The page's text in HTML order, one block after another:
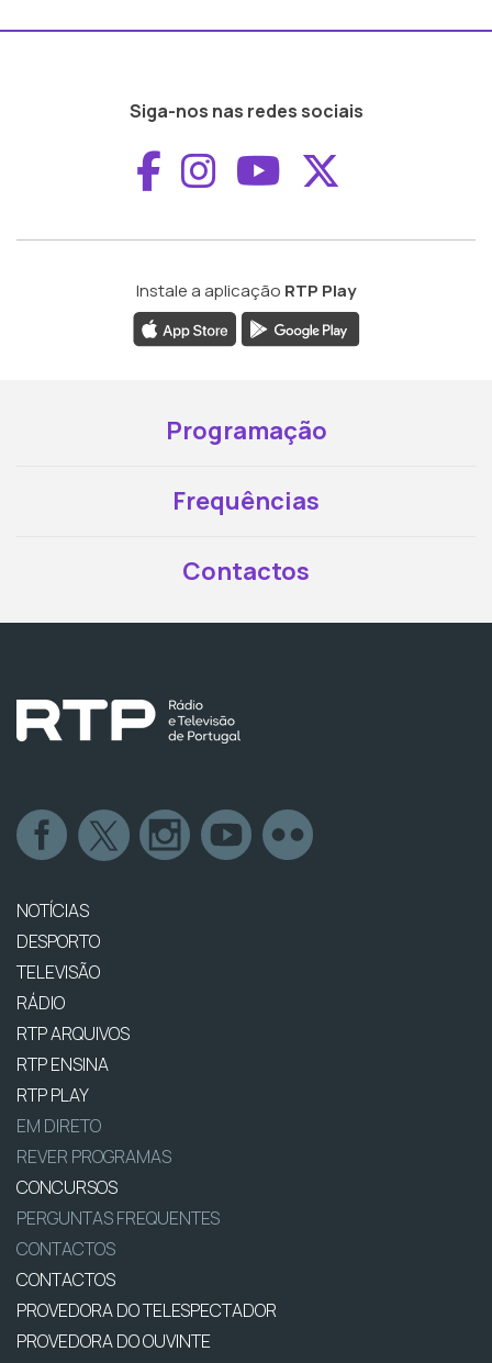
Siga-nos nas redes sociais
Aceder ao
Aceder ao
Aceder ao
Instale a aplicação RTP Play
Programação
Frequências
Contactos
NOTÍCIAS
DESPORTO
TELEVISÃO
RÁDIO
RTP ARQUIVOS
RTP ENSINA
RTP PLAY
EM DIRETO
REVER PROGRAMAS
CONCURSOS
PERGUNTAS FREQUENTES
CONTACTOS
CONTACTOS
PROVEDORA DO TELESPECTADOR
PROVEDORA DO OUVINTE